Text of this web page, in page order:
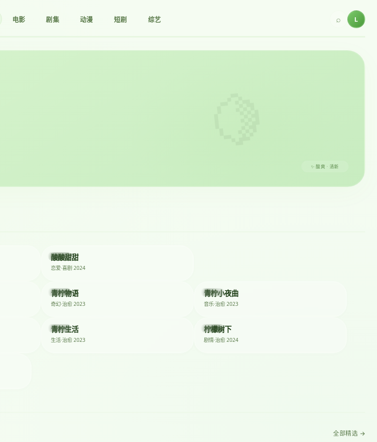
电影 剧集 动漫 短剧 综艺 ⌕ L
✨ 酸爽 · 清新
动漫
酸酸甜甜
恋爱·喜剧 2024
动漫
2023
青柠物语
奇幻·治愈 2023
电影
青柠小夜曲
音乐·治愈 2023
综艺
2023
青柠生活
生活·治愈 2023
短剧
2024
柠檬树下
剧情·治愈 2024
全部精选 →